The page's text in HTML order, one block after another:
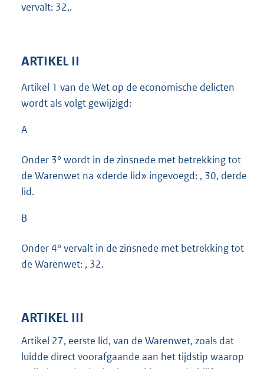
vervalt: 32,.
ARTIKEL II
Artikel 1 van de Wet op de economische delicten
wordt als volgt gewijzigd:
A
Onder 3° wordt in de zinsnede met betrekking tot
de Warenwet na «derde lid» ingevoegd: , 30, derde
lid.
B
Onder 4° vervalt in de zinsnede met betrekking tot
de Warenwet: , 32.
ARTIKEL III
Artikel 27, eerste lid, van de Warenwet, zoals dat
luidde direct voorafgaande aan het tijdstip waarop